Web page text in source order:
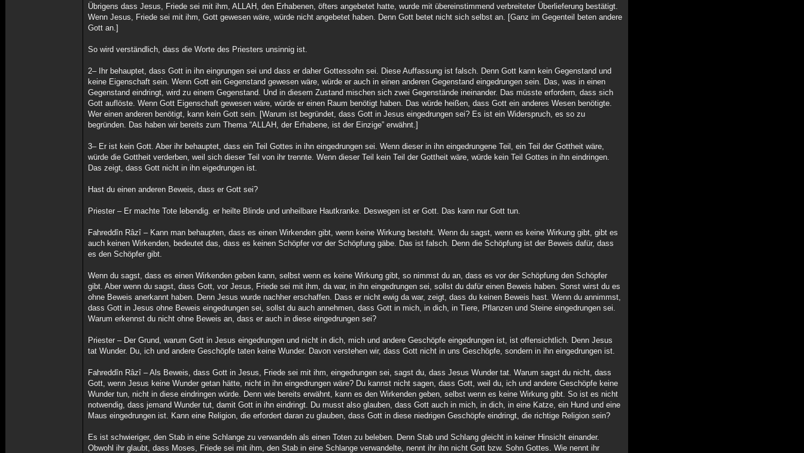
Übrigens dass Jesus, Friede sei mit ihm, ALLAH, den Erhabenen, öfters angebetet hatte, wurde mit übereinstimmend verbreiteter Überlieferung bestätigt.
Wenn Jesus, Friede sei mit ihm, Gott gewesen wäre, würde nicht angebetet haben. Denn Gott betet nicht sich selbst an. [Ganz im Gegenteil beten andere
Gott an.]
So wird verständlich, dass die Worte des Priesters unsinnig ist.
2– Ihr behauptet, dass Gott in ihn eingrungen sei und dass er daher Gottessohn sei. Diese Auffassung ist falsch. Denn Gott kann kein Gegenstand und
keine Eigenschaft sein. Wenn Gott ein Gegenstand gewesen wäre, würde er auch in einen anderen Gegenstand eingedrungen sein. Das, was in einen
Gegenstand eindringt, wird zu einem Gegenstand. Und in diesem Zustand mischen sich zwei Gegenstände ineinander. Das müsste erfordern, dass sich
Gott auflöste. Wenn Gott Eigenschaft gewesen wäre, würde er einen Raum benötigt haben. Das würde heißen, dass Gott ein anderes Wesen benötigte.
Wer einen anderen benötigt, kann kein Gott sein. [Warum ist begründet, dass Gott in Jesus eingedrungen sei? Es ist ein Widerspruch, es so zu
begründen. Das haben wir bereits zum Thema “ALLAH, der Erhabene, ist der Einzige” erwähnt.]
3– Er ist kein Gott. Aber ihr behauptet, dass ein Teil Gottes in ihn eingedrungen sei. Wenn dieser in ihn eingedrungene Teil, ein Teil der Gottheit wäre,
würde die Gottheit verderben, weil sich dieser Teil von ihr trennte. Wenn dieser Teil kein Teil der Gottheit wäre, würde kein Teil Gottes in ihn eindringen.
Das zeigt, dass Gott nicht in ihn eigedrungen ist.
Hast du einen anderen Beweis, dass er Gott sei?
Priester – Er machte Tote lebendig. er heilte Blinde und unheilbare Hautkranke. Deswegen ist er Gott. Das kann nur Gott tun.
Fahreddîn Râzî – Kann man behaupten, dass es einen Wirkenden gibt, wenn keine Wirkung besteht. Wenn du sagst, wenn es keine Wirkung gibt, gibt es
auch keinen Wirkenden, bedeutet das, dass es keinen Schöpfer vor der Schöpfung gäbe. Das ist falsch. Denn die Schöpfung ist der Beweis dafür, dass
es den Schöpfer gibt.
Wenn du sagst, dass es einen Wirkenden geben kann, selbst wenn es keine Wirkung gibt, so nimmst du an, dass es vor der Schöpfung den Schöpfer
gibt. Aber wenn du sagst, dass Gott, vor Jesus, Friede sei mit ihm, da war, in ihn eingedrungen sei, sollst du dafür einen Beweis haben. Sonst wirst du es
ohne Beweis anerkannt haben. Denn Jesus wurde nachher erschaffen. Dass er nicht ewig da war, zeigt, dass du keinen Beweis hast. Wenn du annimmst,
dass Gott in Jesus ohne Beweis eingedrungen sei, sollst du auch annehmen, dass Gott in mich, in dich, in Tiere, Pflanzen und Steine eingedrungen sei.
Warum erkennst du nicht ohne Beweis an, dass er auch in diese eingedrungen sei?
Priester – Der Grund, warum Gott in Jesus eingedrungen und nicht in dich, mich und andere Geschöpfe eingedrungen ist, ist offensichtlich. Denn Jesus
tat Wunder. Du, ich und andere Geschöpfe taten keine Wunder. Davon verstehen wir, dass Gott nicht in uns Geschöpfe, sondern in ihn eingedrungen ist.
Fahreddîn Râzî – Als Beweis, dass Gott in Jesus, Friede sei mit ihm, eingedrungen sei, sagst du, dass Jesus Wunder tat. Warum sagst du nicht, dass
Gott, wenn Jesus keine Wunder getan hätte, nicht in ihn eingedrungen wäre? Du kannst nicht sagen, dass Gott, weil du, ich und andere Geschöpfe keine
Wunder tun, nicht in diese eindringen würde. Denn wie bereits erwähnt, kann es den Wirkenden geben, selbst wenn es keine Wirkung gibt. So ist es nicht
notwendig, dass jemand Wunder tut, damit Gott in ihn eindringt. Du musst also glauben, dass Gott auch in mich, in dich, in eine Katze, ein Hund und eine
Maus eingedrungen ist. Kann eine Religion, die erfordert daran zu glauben, dass Gott in diese niedrigen Geschöpfe eindringt, die richtige Religion sein?
Es ist schwieriger, den Stab in eine Schlange zu verwandeln als einen Toten zu beleben. Denn Stab und Schlang gleicht in keiner Hinsicht einander.
Obwohl ihr glaubt, dass Moses, Friede sei mit ihm, den Stab in eine Schlange verwandelte, nennt ihr ihn nicht Gott bzw. Sohn Gottes. Wie nennt ihr